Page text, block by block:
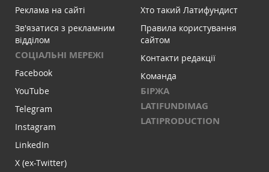
Реклама на сайті
Зв'язатися з рекламним
відділом
СОЦІАЛЬНІ МЕРЕЖІ
Facebook
YouTube
Telegram
Instagram
LinkedIn
X (ex-Twitter)
Хто такий Латифундист
Правила користування
сайтом
Контакти редакції
Команда
БІРЖА
LATIFUNDIMAG
LATIPRODUCTION